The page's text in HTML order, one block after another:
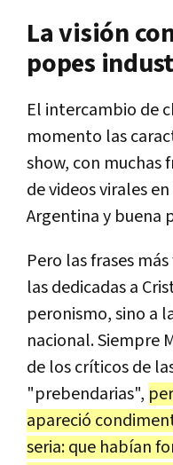
La visión
popes
El intercambio de
momento las
show, con muchas
de videos virales
Argentina y buena
Pero las frases
las dedicadas a
peronismo, sino a
nacional. Siempre
de los críticos de
"prebendarias",
apareció
seria: que habían